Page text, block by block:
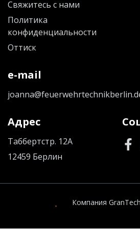
Свяжитесь с нами
Политика
конфиденциальности
Оттиск
e-mail
Адрес
Таббертстр. 12A
12459 Берлин
Компания